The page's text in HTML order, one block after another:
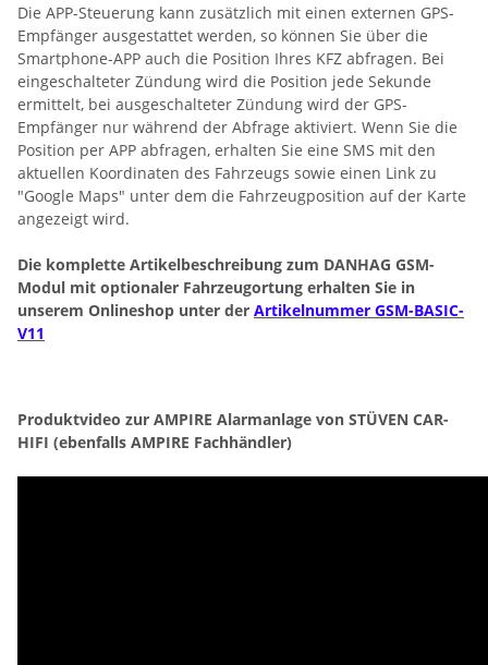
Die APP-Steuerung kann zusätzlich mit einen externen GPS-
Empfänger ausgestattet werden, so können Sie über die
Smartphone-APP auch die Position Ihres KFZ abfragen. Bei
eingeschalteter Zündung wird die Position jede Sekunde
ermittelt, bei ausgeschalteter Zündung wird der GPS-
Empfänger nur während der Abfrage aktiviert. Wenn Sie die
Position per APP abfragen, erhalten Sie eine SMS mit den
aktuellen Koordinaten des Fahrzeugs sowie einen Link zu
"Google Maps" unter dem die Fahrzeugposition auf der Karte
angezeigt wird.
Die komplette Artikelbeschreibung zum DANHAG GSM-
Modul mit optionaler Fahrzeugortung erhalten Sie in
unserem Onlineshop unter der Artikelnummer GSM-BASIC-
V11
Produktvideo zur AMPIRE Alarmanlage von STÜVEN CAR-
HIFI (ebenfalls AMPIRE Fachhändler)